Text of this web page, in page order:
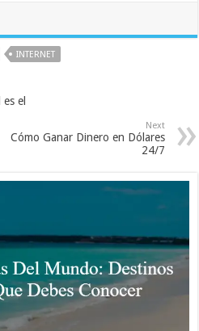
INTERNET
el
Next
Cómo Ganar Dinero en Dólares
24/7